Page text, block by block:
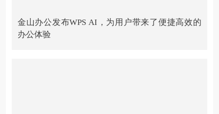
金山办公发布WPS AI，为用户带来了便捷高效的
办公体验